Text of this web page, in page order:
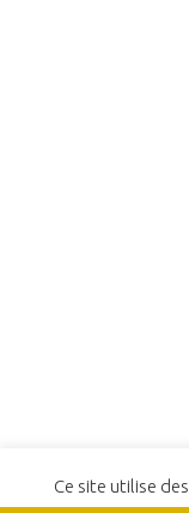
Ce site utilise